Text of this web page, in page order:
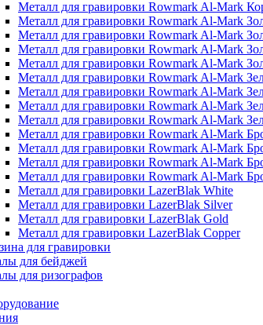
Металл для гравировки Rowmark Al-Mark
Металл для гравировки Rowmark Al-Mark
Металл для гравировки Rowmark Al-Mark
Металл для гравировки Rowmark Al-Mark
Металл для гравировки Rowmark Al-Mark
Металл для гравировки Rowmark Al-Mark
Металл для гравировки Rowmark Al-Mark
Металл для гравировки Rowmark Al-Mark
Металл для гравировки Rowmark Al-Mark
Металл для гравировки Rowmark Al-Mark
Металл для гравировки Rowmark Al-Mark
Металл для гравировки Rowmark Al-Mark
Металл для гравировки Rowmark Al-Mark
Металл для гравировки LazerBlak White
Металл для гравировки LazerBlak Silver
Металл для гравировки LazerBlak Gold
Металл для гравировки LazerBlak Copper
для гравировки
для бейджей
для ризографов